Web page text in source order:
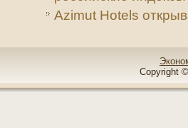
Azimut Hotels
Copyright